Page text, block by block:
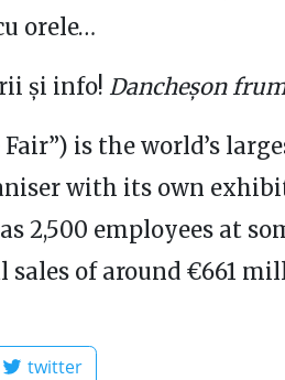
orele…
și info! Dancheșon
is the world’s
with its own
2,500 employees at
of around €661
twitter